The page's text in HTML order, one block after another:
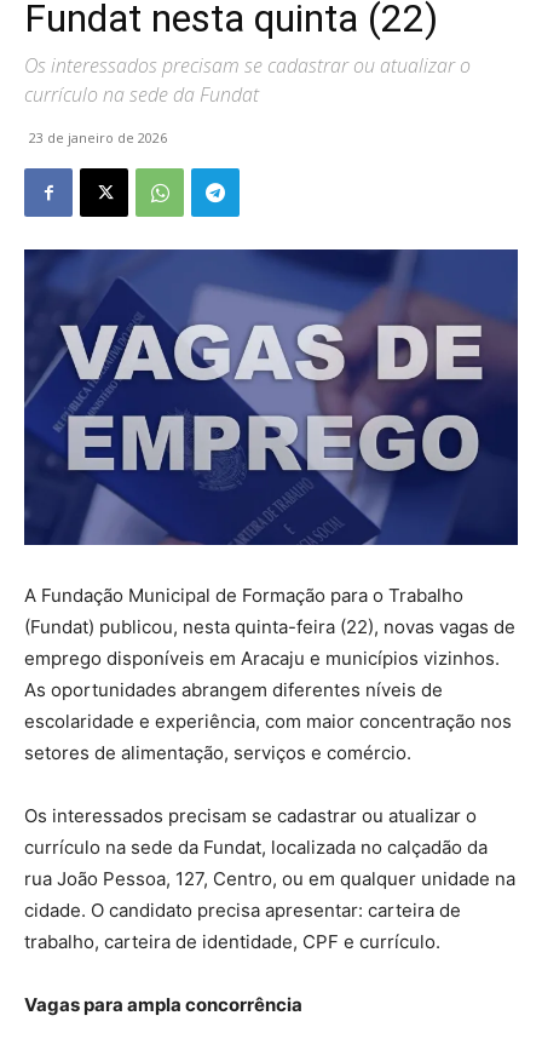
Fundat nesta quinta (22)
Os interessados precisam se cadastrar ou atualizar o
currículo na sede da Fundat
23 de janeiro de 2026
A Fundação Municipal de Formação para o Trabalho
(Fundat) publicou, nesta quinta-feira (22), novas vagas de
emprego disponíveis em Aracaju e municípios vizinhos.
As oportunidades abrangem diferentes níveis de
escolaridade e experiência, com maior concentração nos
setores de alimentação, serviços e comércio.
Os interessados precisam se cadastrar ou atualizar o
currículo na sede da Fundat, localizada no calçadão da
rua João Pessoa, 127, Centro, ou em qualquer unidade na
cidade. O candidato precisa apresentar: carteira de
trabalho, carteira de identidade, CPF e currículo.
Vagas para ampla concorrência